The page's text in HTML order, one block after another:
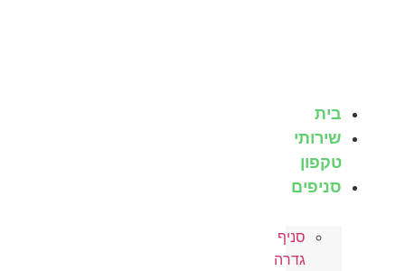
בית
שירותי
טקפון
סניפים
סניף
גדרה